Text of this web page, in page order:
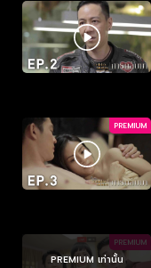
PREMIUM
PREMIUM
PREMIUM เท่านั้น